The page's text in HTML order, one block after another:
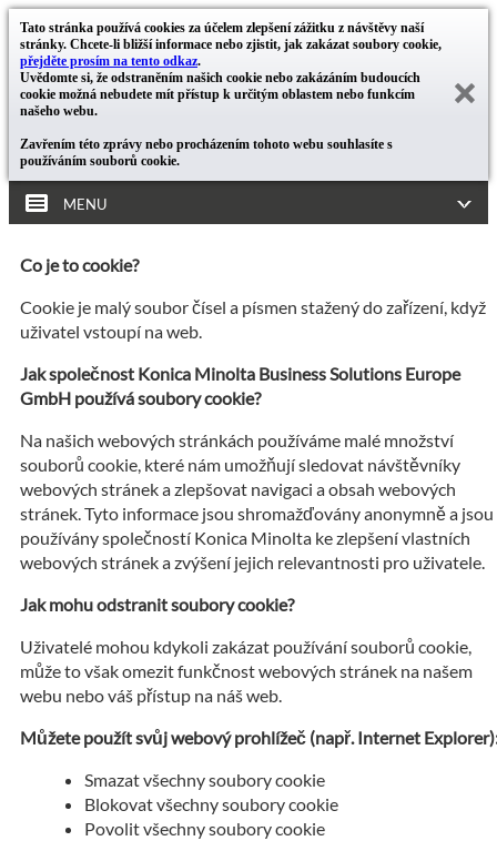
Tato stránka používá cookies za účelem zlepšení zážitku z návštěvy naší
stránky. Chcete-li bližší informace nebo zjistit, jak zakázat soubory cookie,
přejděte prosím na tento odkaz.
Uvědomte si, že odstraněním našich cookie nebo zakázáním budoucích
cookie možná nebudete mít přístup k určitým oblastem nebo funkcím
našeho webu.
Zavřením této zprávy nebo procházením tohoto webu souhlasíte s
používáním souborů cookie.
MENU
Co je to cookie?
Cookie je malý soubor čísel a písmen stažený do zařízení, když
uživatel vstoupí na web.
Jak společnost Konica Minolta Business Solutions Europe
GmbH používá soubory cookie?
Na našich webových stránkách používáme malé množství
souborů cookie, které nám umožňují sledovat návštěvníky
webových stránek a zlepšovat navigaci a obsah webových
stránek. Tyto informace jsou shromažďovány anonymně a jsou
používány společností Konica Minolta ke zlepšení vlastních
webových stránek a zvýšení jejich relevantnosti pro uživatele.
Jak mohu odstranit soubory cookie?
Uživatelé mohou kdykoli zakázat používání souborů cookie,
může to však omezit funkčnost webových stránek na našem
webu nebo váš přístup na náš web.
Můžete použít svůj webový prohlížeč (např. Internet
Smazat všechny soubory cookie
Blokovat všechny soubory cookie
Povolit všechny soubory cookie